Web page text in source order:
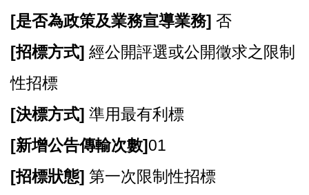
[是否為政策及業務宣導業務] 否
[招標方式] 經公開評選或公開徵求之限制
性招標
[決標方式] 準用最有利標
[新增公告傳輸次數]01
[招標狀態] 第一次限制性招標